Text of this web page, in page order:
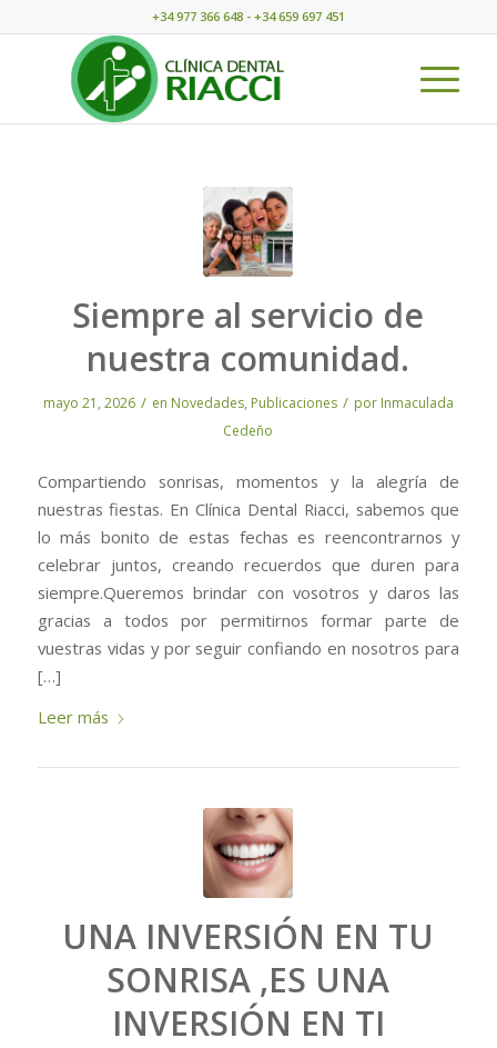
+34 977 366 648 - +34 659 697 451
Siempre al servicio de
nuestra comunidad.
mayo 21, 2026 / en Novedades, Publicaciones / por Inmaculada
Cedeño
Compartiendo sonrisas, momentos y la alegría de
nuestras fiestas. En Clínica Dental Riacci, sabemos que
lo más bonito de estas fechas es reencontrarnos y
celebrar juntos, creando recuerdos que duren para
siempre.Queremos brindar con vosotros y daros las
gracias a todos por permitirnos formar parte de
vuestras vidas y por seguir confiando en nosotros para
[…]
Leer más
UNA INVERSIÓN EN TU
SONRISA ,ES UNA
INVERSIÓN EN TI